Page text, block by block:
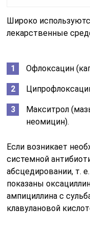
Широко
лекарственные
Офлоксацин
Макситрол
неомицин).
Если возникает
системной
абсцедировании, т.
показаны
ампициллина с
клавулановой